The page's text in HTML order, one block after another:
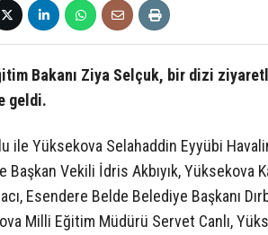
Bakanı Ziya Selçuk, bir dizi
geldi.
ile Yüksekova Selahaddin Eyyübi
Başkan Vekili İdris Akbıyık, Yüksekova
Esendere Belde Belediye Başkanı
Milli Eğitim Müdürü Servet Canlı,